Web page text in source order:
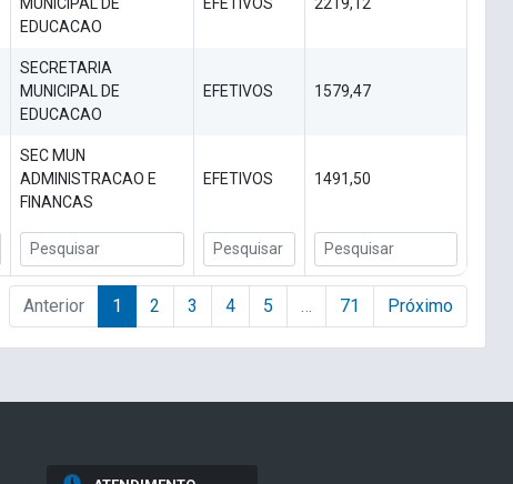
EDUCACAO
SECRETARIA
MUNICIPAL DE
EDUCACAO
EFETIVOS 1579,47
SEC MUN
ADMINISTRACAO E
FINANCAS
EFETIVOS 1491,50
Anterior 1 2 3 4 5 … 71 Próximo